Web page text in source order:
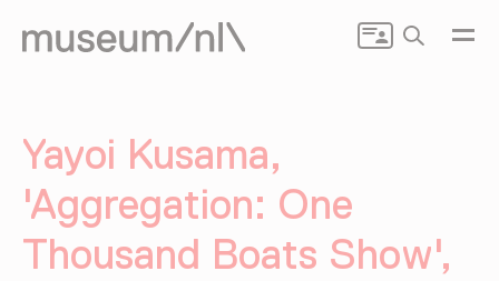
Zoeken
Yayoi Kusama,
'Aggregation: One
Thousand Boats Show',